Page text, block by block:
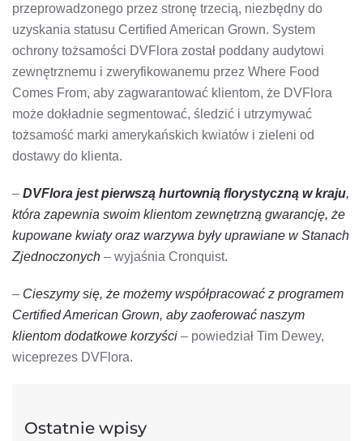
przeprowadzonego przez stronę trzecią, niezbędny do
uzyskania statusu Certified American Grown. System
ochrony tożsamości DVFlora został poddany audytowi
zewnętrznemu i zweryfikowanemu przez Where Food
Comes From, aby zagwarantować klientom, że DVFlora
może dokładnie segmentować, śledzić i utrzymywać
tożsamość marki amerykańskich kwiatów i zieleni od
dostawy do klienta.
– DVFlora jest pierwszą hurtownią florystyczną w kraju,
która zapewnia swoim klientom zewnętrzną gwarancję, że
kupowane kwiaty oraz warzywa były uprawiane w Stanach
Zjednoczonych – wyjaśnia Cronquist.
– Cieszymy się, że możemy współpracować z programem
Certified American Grown, aby zaoferować naszym
klientom dodatkowe korzyści – powiedział Tim Dewey,
wiceprezes DVFlora.
Ostatnie wpisy